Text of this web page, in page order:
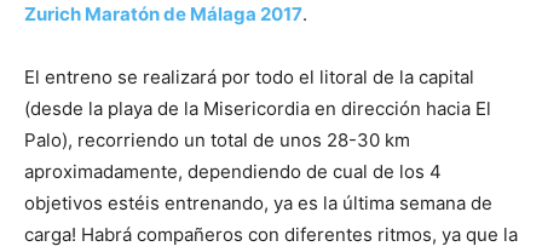
Zurich Maratón de Málaga 2017.
El entreno se realizará por todo el litoral de la capital
(desde la playa de la Misericordia en dirección hacia El
Palo), recorriendo un total de unos 28-30 km
aproximadamente, dependiendo de cual de los 4
objetivos estéis entrenando, ya es la última semana de
carga! Habrá compañeros con diferentes ritmos, ya que la